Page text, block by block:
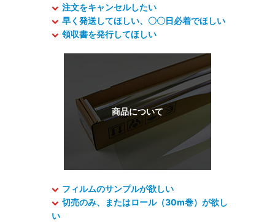
注文をキャンセルしたい
早く発送してほしい、〇〇日必着でほしい
領収書を発行してほしい
フィルムのサンプルが欲しい
切売のみ、またはロール（30m巻）が欲し
い